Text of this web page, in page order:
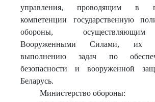
управления, проводящим в
компетенции государственную
обороны, осуществляющим
Вооруженными Силами, их
выполнению задач по
безопасности и вооруженной
Беларусь.
Министерство обороны: